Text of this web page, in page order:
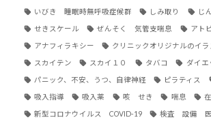
いびき 睡眠時無呼吸症候群 しみ取り じ
せきスケール ぜんそく 気管支喘息 アト
アナフィラキシー クリニックオリジナルのイラ
スカイテン スカイ１０ タバコ ダイエ
パニック、不安、うつ、自律神経 ピラティス
吸入指導 吸入薬 咳 せき 喘息
新型コロナウイルス COVID-19 検査 設備 医